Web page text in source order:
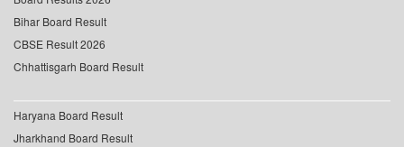
Bihar Board Result
CBSE Result 2026
Chhattisgarh Board Result
Haryana Board Result
Jharkhand Board Result